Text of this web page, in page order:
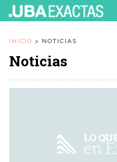
INICIO > NOTICIAS
Noticias